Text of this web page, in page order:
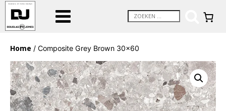
Home / Composite Grey Brown 30×60